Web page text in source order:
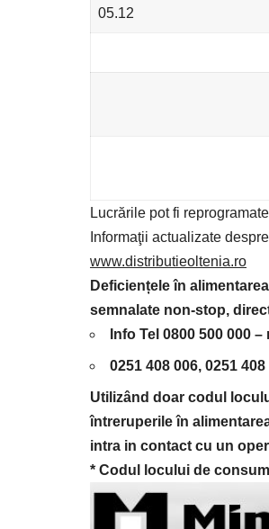
05.12
Lucrările pot fi
Informaţii actualizate
www.distributieoltenia.ro
Deficiențele în
semnalate non-stop,
Info Tel 0800 500 000 –
0251 408 006, 0251
Utilizând doar codul
întreruperile în
intra in contact cu un
* Codul locului de